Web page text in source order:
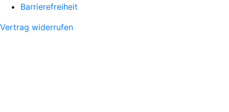
Barrierefreiheit
Vertrag widerrufen